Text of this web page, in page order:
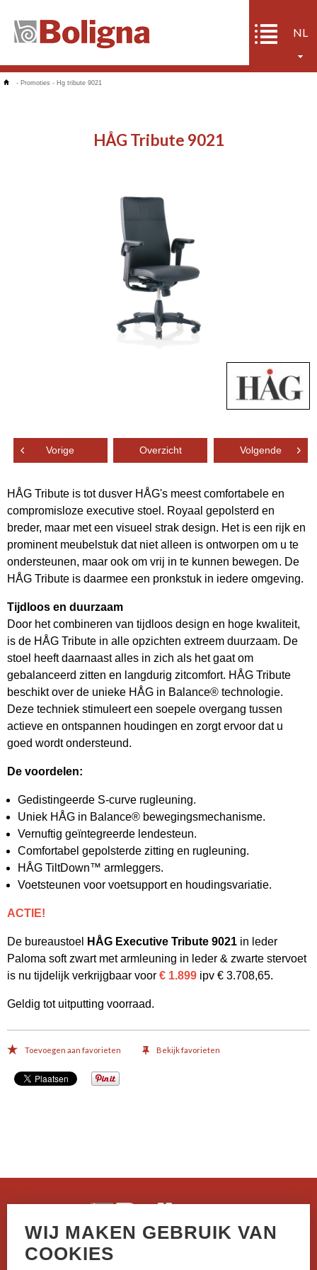
NL
- Promoties - Hg tribute 9021
HÅG Tribute 9021
Vorige Overzicht Volgende
HÅG Tribute is tot dusver HÅG's meest comfortabele en
compromisloze executive stoel. Royaal gepolsterd en
breder, maar met een visueel strak design. Het is een rijk en
prominent meubelstuk dat niet alleen is ontworpen om u te
ondersteunen, maar ook om vrij in te kunnen bewegen. De
HÅG Tribute is daarmee een pronkstuk in iedere omgeving.
Tijdloos en duurzaam
Door het combineren van tijdloos design en hoge kwaliteit,
is de HÅG Tribute in alle opzichten extreem duurzaam. De
stoel heeft daarnaast alles in zich als het gaat om
gebalanceerd zitten en langdurig zitcomfort. HÅG Tribute
beschikt over de unieke HÅG in Balance® technologie.
Deze techniek stimuleert een soepele overgang tussen
actieve en ontspannen houdingen en zorgt ervoor dat u
goed wordt ondersteund.
De voordelen:
Gedistingeerde S-curve rugleuning.
Uniek HÅG in Balance® bewegingsmechanisme.
Vernuftig geïntegreerde lendesteun.
Comfortabel gepolsterde zitting en rugleuning.
HÅG TiltDown™ armleggers.
Voetsteunen voor voetsupport en houdingsvariatie.
ACTIE!
De bureaustoel HÅG Executive Tribute 9021 in leder
Paloma soft zwart met armleuning in leder & zwarte stervoet
is nu tijdelijk verkrijgbaar voor € 1.899 ipv € 3.708,65.
Geldig tot uitputting voorraad.
Toevoegen aan favorieten Bekijk favorieten
WIJ MAKEN GEBRUIK VAN
COOKIES